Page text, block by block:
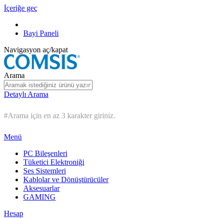
İçeriğe geç
Bayi Paneli
Navigasyon aç/kapat
Arama
Detaylı Arama
#Arama için en az 3 karakter giriniz.
Menü
PC Bileşenleri
Tüketici Elektroniği
Ses Sistemleri
Kablolar ve Dönüştürücüler
Aksesuarlar
GAMING
Hesap